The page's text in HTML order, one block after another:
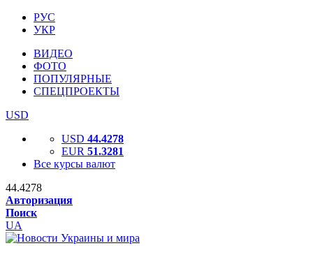
РУС
УКР
ВИДЕО
ФОТО
ПОПУЛЯРНЫЕ
СПЕЦПРОЕКТЫ
USD
USD 44.4278
EUR 51.3281
Все курсы валют
44.4278
Авторизация
Поиск
UA